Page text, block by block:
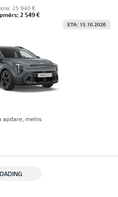
25 940 €
2 549 €
ETA: 15.10.2026
apdare, melns